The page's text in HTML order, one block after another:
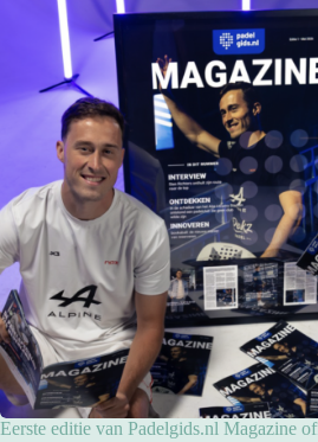
Eerste editie van Padelgids.nl Magazine